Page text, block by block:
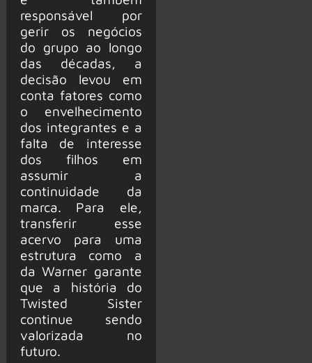
responsável por
gerir os negócios
do grupo ao longo
das décadas, a
decisão levou em
conta fatores como
o envelhecimento
dos integrantes e a
falta de interesse
dos filhos em
assumir a
continuidade da
marca. Para ele,
transferir esse
acervo para uma
estrutura como a
da Warner garante
que a história do
Twisted Sister
continue sendo
valorizada no
futuro.